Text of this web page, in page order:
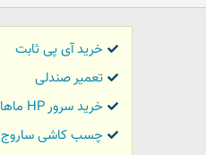
خرید آی پی ثابت
تعمیر صندلی
خرید سرور HP ماهان شبکه
چسب کاشی ساروج